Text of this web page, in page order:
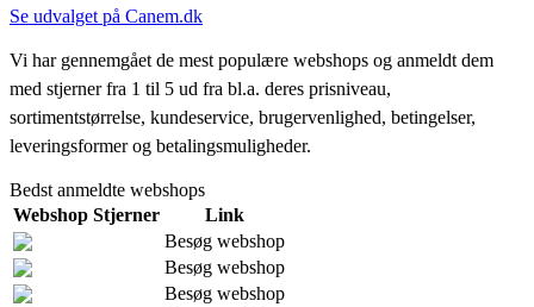
Se udvalget på Canem.dk
Vi har gennemgået de mest populære webshops og anmeldt dem
med stjerner fra 1 til 5 ud fra bl.a. deres prisniveau,
sortimentstørrelse, kundeservice, brugervenlighed, betingelser,
leveringsformer og betalingsmuligheder.
Bedst anmeldte webshops
Webshop Stjerner
Link
Besøg webshop
Besøg webshop
Besøg webshop